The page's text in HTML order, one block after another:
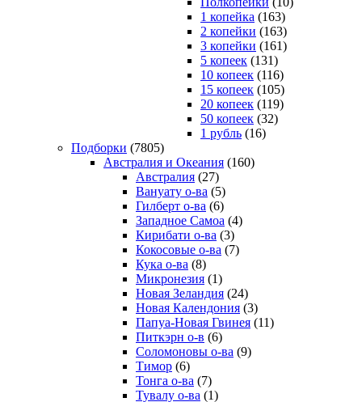
1 копейка (163)
2 копейки (163)
3 копейки (161)
5 копеек (131)
10 копеек (116)
15 копеек (105)
20 копеек (119)
50 копеек (32)
1 рубль (16)
Подборки (7805)
Австралия и Океания (160)
Австралия (27)
Вануату о-ва (5)
Гилберт о-ва (6)
Западное Самоа (4)
Кирибати о-ва (3)
Кокосовые о-ва (7)
Кука о-ва (8)
Микронезия (1)
Новая Зеландия (24)
Новая Календония (3)
Папуа-Новая Гвинея (11)
Питкэрн о-в (6)
Соломоновы о-ва (9)
Тимор (6)
Тонга о-ва (7)
Тувалу о-ва (1)